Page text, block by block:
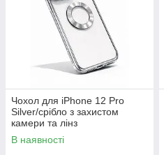
Чохол для iPhone 12 Pro
Silver/срібло з захистом
камери та лінз
В наявності